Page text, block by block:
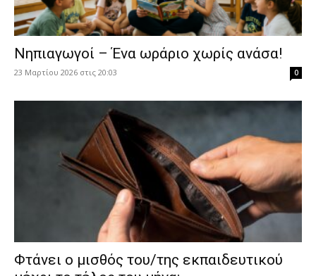
Νηπιαγωγοί – Ένα ωράριο χωρίς ανάσα!
23 Μαρτίου 2026 στις 20:03 0
Φτάνει ο μισθός του/της εκπαιδευτικού